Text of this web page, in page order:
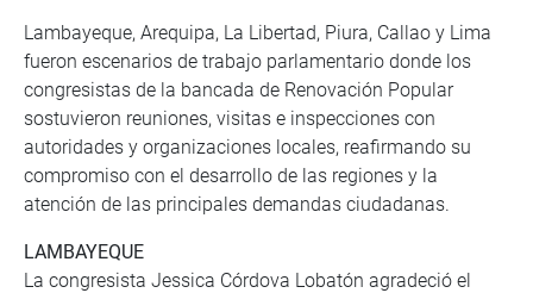
Lambayeque, Arequipa, La Libertad, Piura, Callao y Lima
fueron escenarios de trabajo parlamentario donde los
congresistas de la bancada de Renovación Popular
sostuvieron reuniones, visitas e inspecciones con
autoridades y organizaciones locales, reafirmando su
compromiso con el desarrollo de las regiones y la
atención de las principales demandas ciudadanas.
LAMBAYEQUE
La congresista Jessica Córdova Lobatón agradeció el